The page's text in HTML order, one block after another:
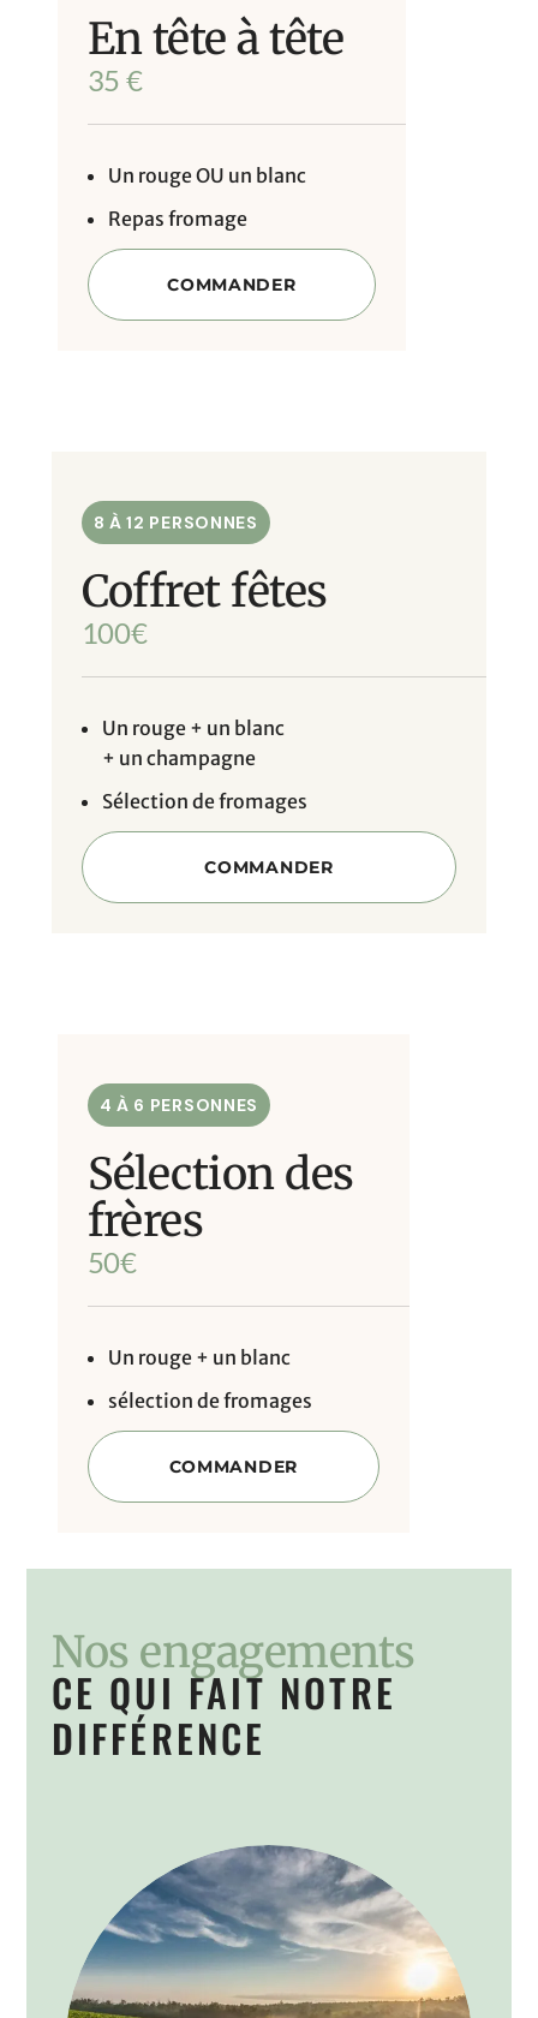
En tête à tête
35 €
Un rouge OU un blanc
Repas fromage
COMMANDER
8 À 12 PERSONNES
Coffret fêtes
100€
Un rouge + un blanc
+ un champagne
Sélection de fromages
COMMANDER
4 À 6 PERSONNES
Sélection des
frères
50€
Un rouge + un blanc
sélection de fromages
COMMANDER
Nos engagements
CE QUI FAIT NOTRE
DIFFÉRENCE